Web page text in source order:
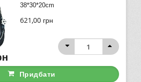
38*30*20cm
621,00 грн
Придбати